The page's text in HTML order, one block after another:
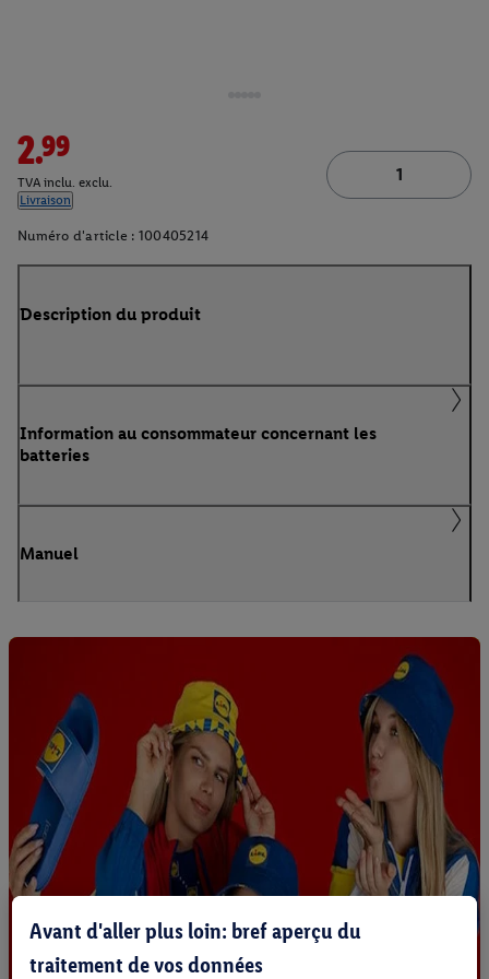
2.99
TVA inclu. exclu.
Livraison
Numéro d'article : 100405214
Description du produit
Information au consommateur concernant les
batteries
Manuel
Avant d'aller plus loin: bref aperçu du
traitement de vos données